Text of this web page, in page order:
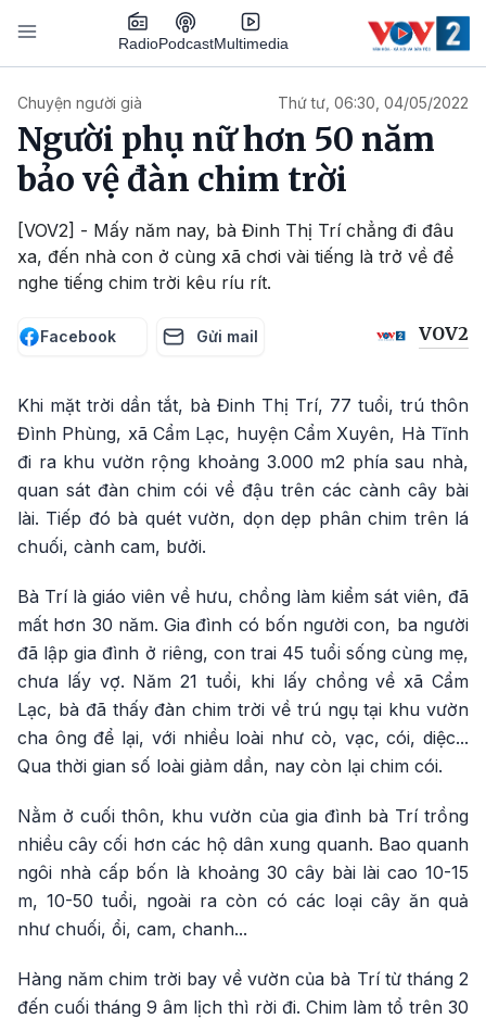
Nhảy đến nội dung
RadioPodcastMultimedia
Chuyện người già Thứ tư, 06:30, 04/05/2022
Người phụ nữ hơn 50 năm
bảo vệ đàn chim trời
[VOV2] - Mấy năm nay, bà Đinh Thị Trí chẳng đi đâu
xa, đến nhà con ở cùng xã chơi vài tiếng là trở về để
nghe tiếng chim trời kêu ríu rít.
Facebook Gửi mail VOV2
Khi mặt trời dần tắt, bà Đinh Thị Trí, 77 tuổi, trú thôn
Đình Phùng, xã Cẩm Lạc, huyện Cẩm Xuyên, Hà Tĩnh
đi ra khu vườn rộng khoảng 3.000 m2 phía sau nhà,
quan sát đàn chim cói về đậu trên các cành cây bài
lài. Tiếp đó bà quét vườn, dọn dẹp phân chim trên lá
chuối, cành cam, bưởi.
Bà Trí là giáo viên về hưu, chồng làm kiểm sát viên, đã
mất hơn 30 năm. Gia đình có bốn người con, ba người
đã lập gia đình ở riêng, con trai 45 tuổi sống cùng mẹ,
chưa lấy vợ. Năm 21 tuổi, khi lấy chồng về xã Cẩm
Lạc, bà đã thấy đàn chim trời về trú ngụ tại khu vườn
cha ông để lại, với nhiều loài như cò, vạc, cói, diệc...
Qua thời gian số loài giảm dần, nay còn lại chim cói.
Nằm ở cuối thôn, khu vườn của gia đình bà Trí trồng
nhiều cây cối hơn các hộ dân xung quanh. Bao quanh
ngôi nhà cấp bốn là khoảng 30 cây bài lài cao 10-15
m, 10-50 tuổi, ngoài ra còn có các loại cây ăn quả
như chuối, ổi, cam, chanh...
Hàng năm chim trời bay về vườn của bà Trí từ tháng 2
đến cuối tháng 9 âm lịch thì rời đi. Chim làm tổ trên 30